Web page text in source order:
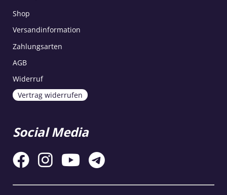
Shop
Versandinformation
Zahlungsarten
AGB
Widerruf
Vertrag widerrufen
Social Media